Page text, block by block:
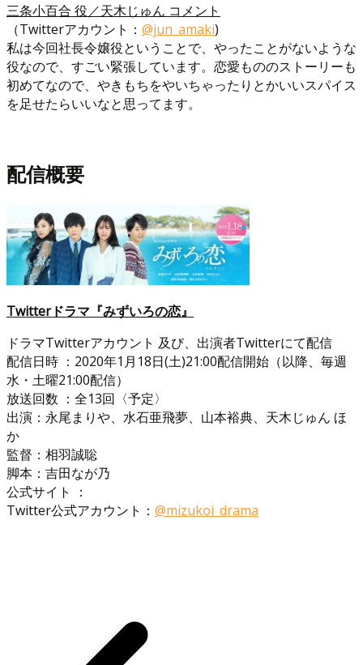
三条小百合 役／天木じゅん コメント
（Twitterアカウント： @jun_amaki)
私は今回社長令嬢役ということで、やったことがないような
役なので、すごい緊張しています。恋愛もののストーリーも
初めてなので、やきもちをやいちゃったりとかいいスパイス
を足せたらいいなと思ってます。
配信概要
Twitterドラマ『みずいろの恋』
ドラマTwitterアカウント 及び、出演者Twitterにて配信
配信日時 ：2020年1月18日(土)21:00配信開始（以降、毎週
水・土曜21:00配信）
放送回数 ：全13回〈予定〉
出演：永尾まりや、水石亜飛夢、山本裕典、天木じゅん ほ
か
監督：相羽誠聡
脚本：吉田なが乃
公式サイト ：
Twitter公式アカウント： @mizukoi_drama